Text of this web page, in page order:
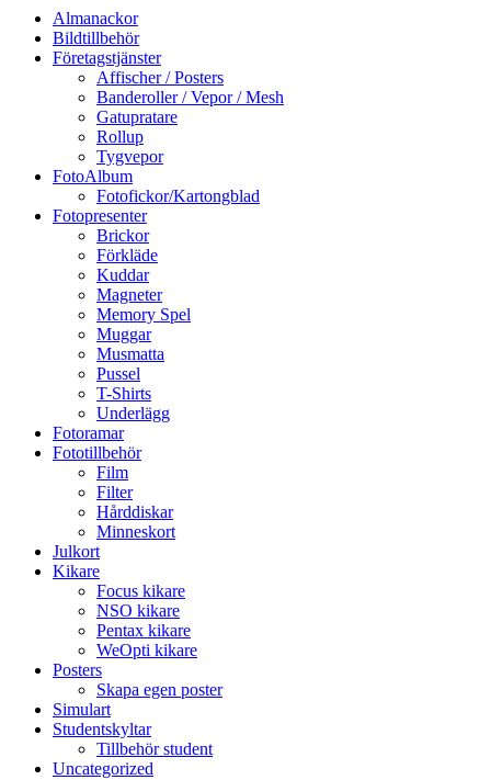
Almanackor
Bildtillbehör
Företagstjänster
Affischer / Posters
Banderoller / Vepor / Mesh
Gatupratare
Rollup
Tygvepor
FotoAlbum
Fotofickor/Kartongblad
Fotopresenter
Brickor
Förkläde
Kuddar
Magneter
Memory Spel
Muggar
Musmatta
Pussel
T-Shirts
Underlägg
Fotoramar
Fototillbehör
Film
Filter
Hårddiskar
Minneskort
Julkort
Kikare
Focus kikare
NSO kikare
Pentax kikare
WeOpti kikare
Posters
Skapa egen poster
Simulart
Studentskyltar
Tillbehör student
Uncategorized